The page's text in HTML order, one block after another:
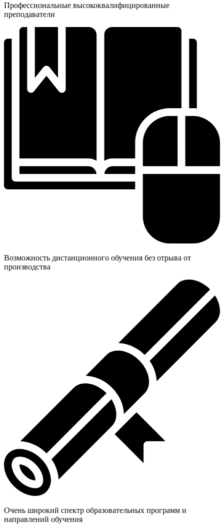
Профессиональные высококвалифицированные
преподаватели
Возможность дистанционного обучения без отрыва от
производства
Очень широкий спектр образовательных программ и
направлений обучения